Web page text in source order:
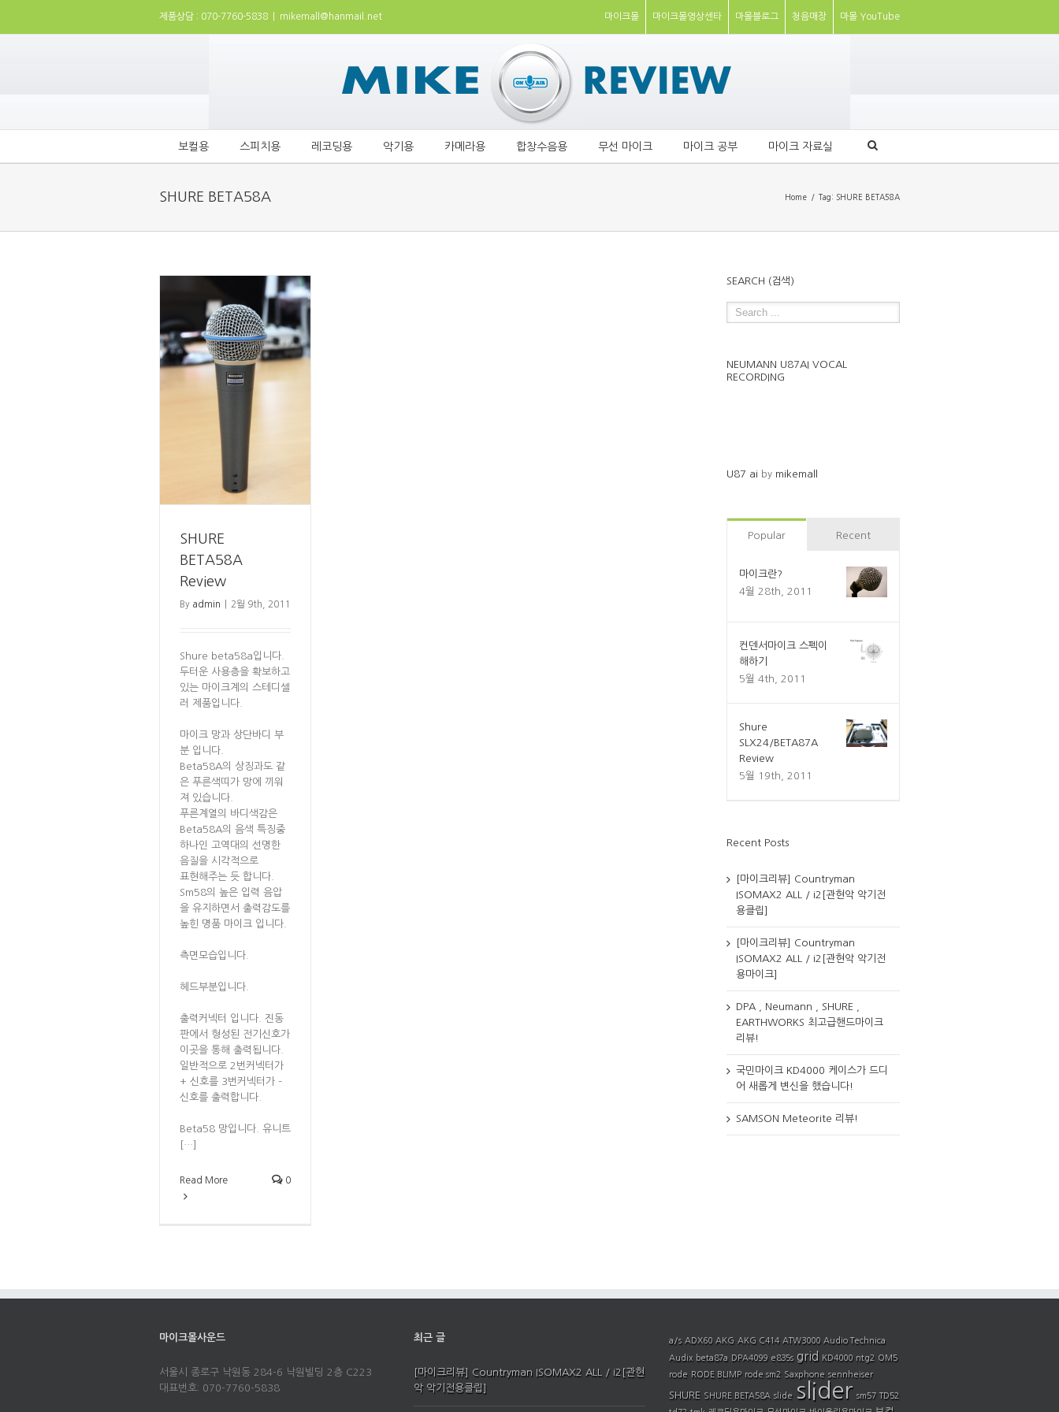
제품상담 : 070-7760-5838 mikemall@hanmail.net 마이크몰 마이크몰영상센타 마몰블로그 청음매장 마몰 YouTube
보컬용 스피치용 레코딩용 악기용 카메라용 합창수음용 무선 마이크 마이크 공부 마이크 자료실
SHURE BETA58A Home Tag: SHURE BETA58A
SHURE
BETA58A
Review
By admin 2월 9th, 2011
Shure beta58a입니다.
두터운 사용층을 확보하고
있는 마이크계의 스테디셀
러 제품입니다.
마이크 망과 상단바디 부
분 입니다.
Beta58A의 상징과도 같
은 푸른색띠가 망에 끼워
져 있습니다.
푸른계열의 바디색감은
Beta58A의 음색 특징중
하나인 고역대의 선명한
음질을 시각적으로
표현해주는 듯 합니다.
Sm58의 높은 입력 음압
을 유지하면서 출력감도를
높힌 명품 마이크 입니다.
측면모습입니다.
헤드부분입니다.
출력커넥터 입니다. 진동
판에서 형성된 전기신호가
이곳을 통해 출력됩니다.
일반적으로 2번커넥터가
+ 신호를 3번커넥터가 –
신호를 출력합니다.
Beta58 망입니다. 유니트
[…]
Read More 0
SEARCH (검색)
NEUMANN U87AI VOCAL
RECORDING
U87 ai by mikemall
Popular Recent
마이크란?
4월 28th, 2011
컨덴서마이크 스펙이
해하기
5월 4th, 2011
Shure
SLX24/BETA87A
Review
5월 19th, 2011
Recent Posts
[마이크리뷰] Countryman
ISOMAX2 ALL / i2[관현악 악기전
용클립]
[마이크리뷰] Countryman
ISOMAX2 ALL / i2[관현악 악기전
용마이크]
DPA , Neumann , SHURE ,
EARTHWORKS 최고급핸드마이크
리뷰!
국민마이크 KD4000 케이스가 드디
어 새롭게 변신을 했습니다!
SAMSON Meteorite 리뷰!
마이크몰사운드
서울시 종로구 낙원동 284-6 낙원빌딩 2층 C223
대표번호: 070-7760-5838
최근 글
[마이크리뷰] Countryman ISOMAX2 ALL / i2[관현
악 악기전용클립]
a/s ADX60 AKG AKG C414 ATW3000 Audio Technica
Audix beta87a DPA4099 e835s grid KD4000 ntg2 OM5
rode RODE BLIMP rode sm2 Saxphone sennheiser
SHURE SHURE BETA58A slide slider sm57 TD52